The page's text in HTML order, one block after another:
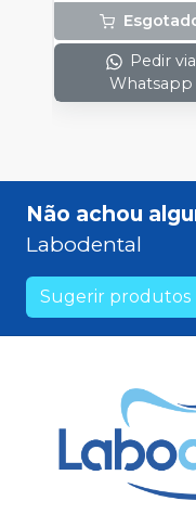
Pedir via
Whatsapp
Não achou
Labodental
Sugerir produtos